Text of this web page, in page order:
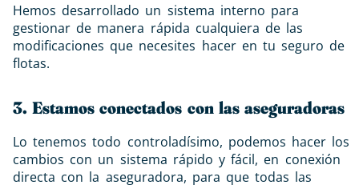
Hemos desarrollado un sistema interno para
gestionar de manera rápida cualquiera de las
modificaciones que necesites hacer en tu seguro de
flotas.
3. Estamos conectados con las aseguradoras
Lo tenemos todo controladísimo, podemos hacer los
cambios con un sistema rápido y fácil, en conexión
directa con la aseguradora, para que todas las